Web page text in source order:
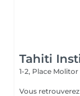
Tahiti
1-2, Place
Vous